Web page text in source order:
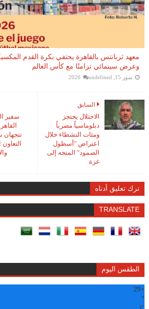
معهد ثربانتس بالقاهرة يحتفي بكرة القدم
وعرض سينمائي تزامنًا مع كأس العالم
تموز 15, 2026 undefined
سفير
تتجهان
السابق
الاحتلال يحتجز
دبلوماسياً مصرياً
ومئات النشطاء خلال
اعتراض "أسطول
الصمود" المتجه إلى
غزة
ترك تعليق أدناه
TRANSLATE
الطقس اليوم
+
29
°